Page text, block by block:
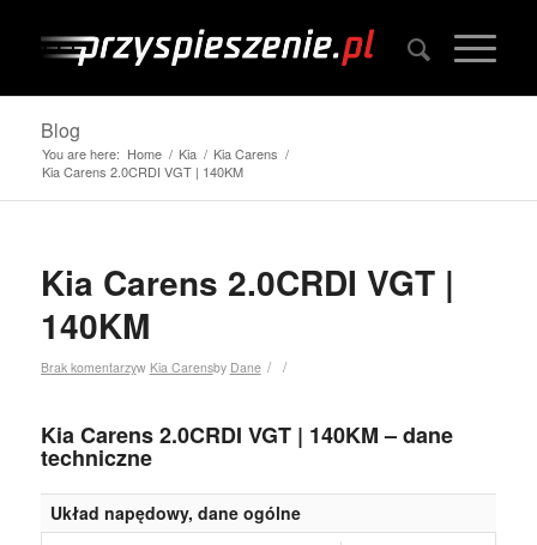
Blog
You are here: Home / Kia / Kia Carens /
Kia Carens 2.0CRDI VGT | 140KM
Kia Carens 2.0CRDI VGT |
140KM
Brak komentarzy /
w Kia Carens /
by Dane
Kia Carens 2.0CRDI VGT | 140KM – dane
techniczne
Układ napędowy, dane ogólne